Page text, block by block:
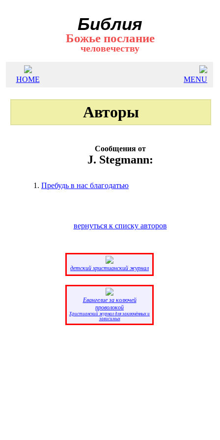
Библия
Божье послание
человечеству
HOME MENU
Авторы
Сообщения от
J. Stegmann:
1. Пребудь в нас благодатью
вернуться к списку авторов
детский христианский журнал
Eвангелие за колючей
проволокой
Христианский журнал для заключённых и
зависимых